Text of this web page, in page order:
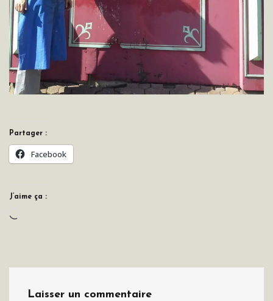
Partager :
Facebook
J’aime ça :
Laisser un commentaire